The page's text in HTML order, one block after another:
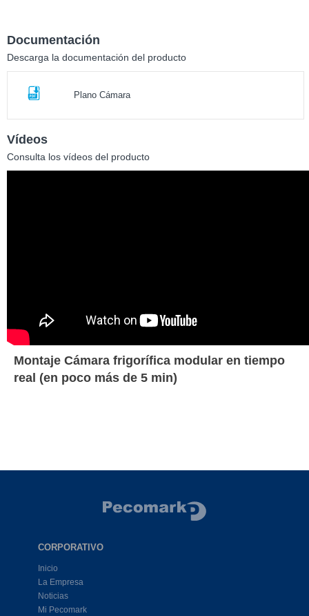
Documentación
Descarga la documentación del producto
Plano Cámara
Vídeos
Consulta los vídeos del producto
Montaje Cámara frigorífica modular en tiempo
real (en poco más de 5 min)
CORPORATIVO
Inicio
La Empresa
Noticias
Mi Pecomark